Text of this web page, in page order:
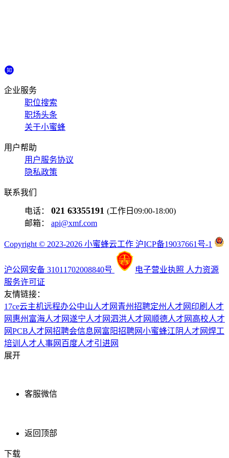
企业服务
职位搜索
职场头条
关于小蜜蜂
用户帮助
用户服务协议
隐私政策
联系我们
电话： 021 63355191 (工作日09:00-18:00)
邮箱： api@xmf.com
Copyright © 2023-2026 小蜜蜂云工作 沪ICP备19037661号-1
沪公网安备 31011702008840号 电子营业执照 人力资源
服务许可证
友情链接：
17ce云主机远程办公中山人才网 青州招聘定州人才网 印刷人才
网 惠州富海人才网遂宁人才网泗洪人才网 顺德人才网 高校人才
网PCB人才网招聘会信息网 富阳招聘网小蜜蜂江阴人才网焊工
培训 人才人事网 百度人才引进网
展开
客服微信
返回顶部
下载